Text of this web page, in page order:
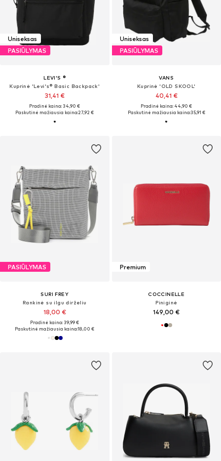
Uniseksas
PASIŪLYMAS
LEVI'S ®
Kuprinė 'Levi's® Basic Backpack'
31,41 €
Pradinė kaina: 34,90 €
Paskutinė mažiausia kaina:27,92 €
Uniseksas
PASIŪLYMAS
VANS
Kuprinė 'OLD SKOOL'
40,41 €
Pradinė kaina: 44,90 €
Paskutinė mažiausia kaina:35,91 €
PASIŪLYMAS
SURI FREY
Rankinė su ilgu dirželiu
18,00 €
Pradinė kaina: 39,99 €
Paskutinė mažiausia kaina:18,00 €
Premium
COCCINELLE
Piniginė
149,00 €